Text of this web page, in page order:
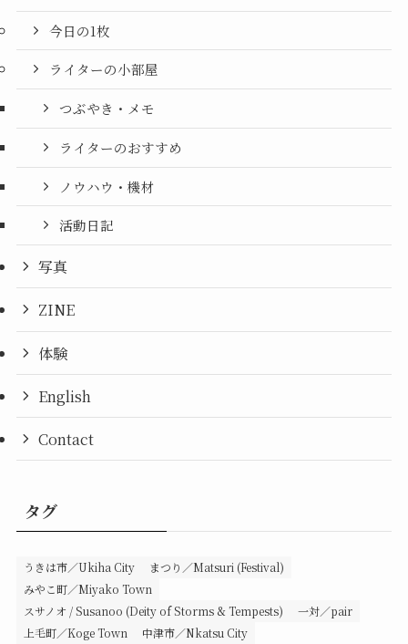
今日の1枚
ライターの小部屋
つぶやき・メモ
ライターのおすすめ
ノウハウ・機材
活動日記
写真
ZINE
体験
English
Contact
タグ
うきは市／Ukiha City
まつり／Matsuri (Festival)
みやこ町／Miyako Town
スサノオ / Susanoo (Deity of Storms & Tempests)
一対／pair
上毛町／Koge Town
中津市／Nkatsu City